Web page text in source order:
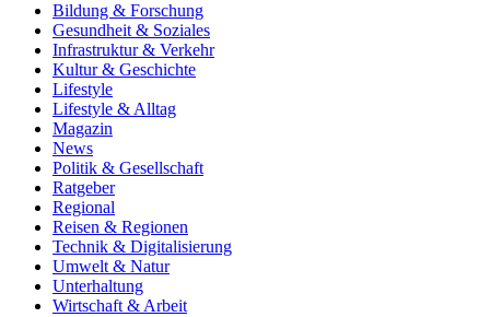
Bildung & Forschung
Gesundheit & Soziales
Infrastruktur & Verkehr
Kultur & Geschichte
Lifestyle
Lifestyle & Alltag
Magazin
News
Politik & Gesellschaft
Ratgeber
Regional
Reisen & Regionen
Technik & Digitalisierung
Umwelt & Natur
Unterhaltung
Wirtschaft & Arbeit